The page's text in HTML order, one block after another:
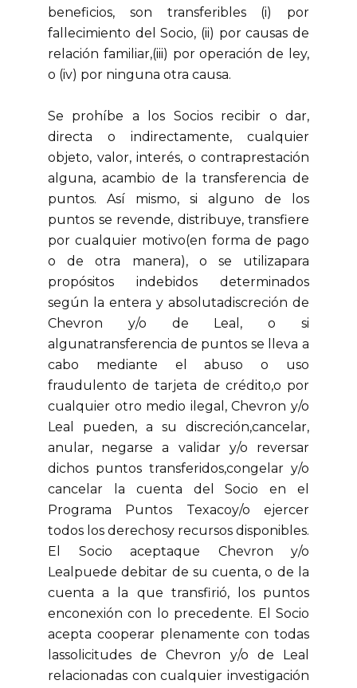
beneficios, son transferibles (i) por
fallecimiento del Socio, (ii) por causas de
relación familiar,(iii) por operación de ley,
o (iv) por ninguna otra causa.
Se prohíbe a los Socios recibir o dar,
directa o indirectamente, cualquier
objeto, valor, interés, o contraprestación
alguna, acambio de la transferencia de
puntos. Así mismo, si alguno de los
puntos se revende, distribuye, transfiere
por cualquier motivo(en forma de pago
o de otra manera), o se utilizapara
propósitos indebidos determinados
según la entera y absolutadiscreción de
Chevron y/o de Leal, o si
algunatransferencia de puntos se lleva a
cabo mediante el abuso o uso
fraudulento de tarjeta de crédito,o por
cualquier otro medio ilegal, Chevron y/o
Leal pueden, a su discreción,cancelar,
anular, negarse a validar y/o reversar
dichos puntos transferidos,congelar y/o
cancelar la cuenta del Socio en el
Programa Puntos Texacoy/o ejercer
todos los derechosy recursos disponibles.
El Socio aceptaque Chevron y/o
Lealpuede debitar de su cuenta, o de la
cuenta a la que transfirió, los puntos
enconexión con lo precedente. El Socio
acepta cooperar plenamente con todas
lassolicitudes de Chevron y/o de Leal
relacionadas con cualquier investigación